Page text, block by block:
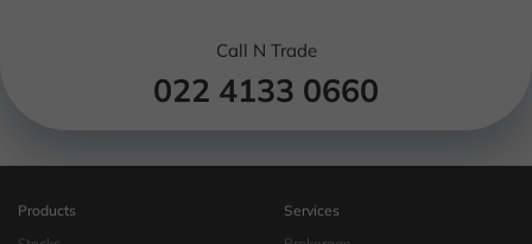
Call N Trade
022 4133 0660
Products
Services